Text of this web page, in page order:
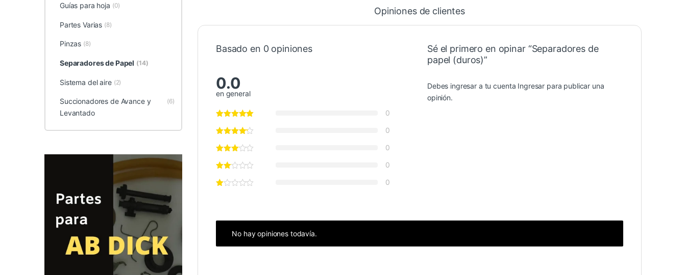
Opiniones de clientes
Basado en 0 opiniones
0.0
en general
0
0
0
0
0
Sé el primero en opinar “Separadores de
papel (duros)”
Debes ingresar a tu cuenta Ingresar para publicar una
opinión.
No hay opiniones todavía.
Guías para hoja (0)
Partes Varias (8)
Pinzas (8)
Separadores de Papel (14)
Sistema del aire (2)
Succionadores de Avance y
Levantado
(6)